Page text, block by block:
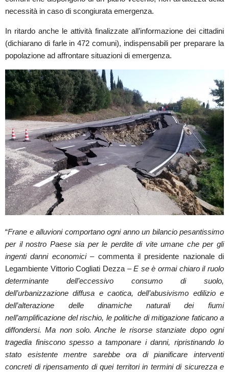
necessità in caso di scongiurata emergenza.
In ritardo anche le attività finalizzate all’informazione dei cittadini
(dichiarano di farle in 472 comuni), indispensabili per preparare la
popolazione ad affrontare situazioni di emergenza.
“Frane e alluvioni comportano ogni anno un bilancio pesantissimo
per il nostro Paese sia per le perdite di vite umane che per gli
ingenti danni economici– commenta il presidente nazionale di
Legambiente Vittorio Cogliati Dezza – E se è ormai chiaro il ruolo
determinante dell’eccessivo consumo di suolo,
dell’urbanizzazione diffusa e caotica, dell’abusivismo edilizio e
dell’alterazione delle dinamiche naturali dei fiumi
nell’amplificazione del rischio, le politiche di mitigazione faticano a
diffondersi. Ma non solo. Anche le risorse stanziate dopo ogni
tragedia finiscono spesso a tamponare i danni, ripristinando lo
stato esistente mentre sarebbe ora di pianificare interventi
concreti di ripensamento di quei territori in termini di sicurezza e